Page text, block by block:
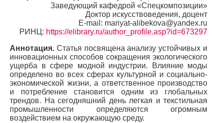
Заведующий кафедрой «Спецкомпозиции»
Доктор искусствоведения, доцент
E-mail: mariyat-alibekova@yandex.ru
РИНЦ: https://elibrary.ru/author_profile.asp?id=673297
Аннотация. Статья посвящена анализу устойчивых и
инновационных способов сокращения экологического
ущерба в сфере модной индустрии. Влияние моды
определено во всех сферах культурной и социально-
экономической жизни, а ответственное производство
и потребление становится одним из глобальных
трендов. На сегодняшний день легкая и текстильная
промышленности определяются огромным
воздействием на окружающую среду.